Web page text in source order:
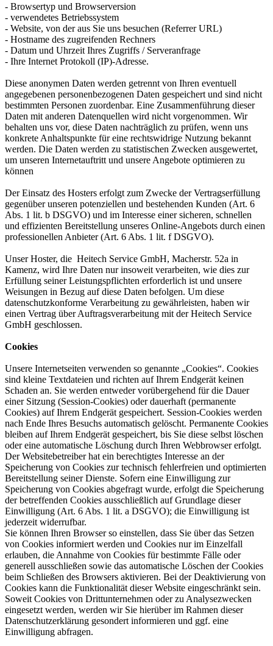
- Browsertyp und Browserversion
- verwendetes Betriebssystem
- Website, von der aus Sie uns besuchen (Referrer URL)
- Hostname des zugreifenden Rechners
- Datum und Uhrzeit Ihres Zugriffs / Serveranfrage
- Ihre Internet Protokoll (IP)-Adresse.
Diese anonymen Daten werden getrennt von Ihren eventuell
angegebenen personenbezogenen Daten gespeichert und sind nicht
bestimmten Personen zuordenbar. Eine Zusammenführung dieser
Daten mit anderen Datenquellen wird nicht vorgenommen. Wir
behalten uns vor, diese Daten nachträglich zu prüfen, wenn uns
konkrete Anhaltspunkte für eine rechtswidrige Nutzung bekannt
werden. Die Daten werden zu statistischen Zwecken ausgewertet,
um unseren Internetauftritt und unsere Angebote optimieren zu
können
Der Einsatz des Hosters erfolgt zum Zwecke der Vertragserfüllung
gegenüber unseren potenziellen und bestehenden Kunden (Art. 6
Abs. 1 lit. b DSGVO) und im Interesse einer sicheren, schnellen
und effizienten Bereitstellung unseres Online-Angebots durch einen
professionellen Anbieter (Art. 6 Abs. 1 lit. f DSGVO).
Unser Hoster, die Heitech Service GmbH, Macherstr. 52a in
Kamenz, wird Ihre Daten nur insoweit verarbeiten, wie dies zur
Erfüllung seiner Leistungspflichten erforderlich ist und unsere
Weisungen in Bezug auf diese Daten befolgen. Um diese
datenschutzkonforme Verarbeitung zu gewährleisten, haben wir
einen Vertrag über Auftragsverarbeitung mit der Heitech Service
GmbH geschlossen.
Cookies
Unsere Internetseiten verwenden so genannte „Cookies“. Cookies
sind kleine Textdateien und richten auf Ihrem Endgerät keinen
Schaden an. Sie werden entweder vorübergehend für die Dauer
einer Sitzung (Session-Cookies) oder dauerhaft (permanente
Cookies) auf Ihrem Endgerät gespeichert. Session-Cookies werden
nach Ende Ihres Besuchs automatisch gelöscht. Permanente Cookies
bleiben auf Ihrem Endgerät gespeichert, bis Sie diese selbst löschen
oder eine automatische Löschung durch Ihren Webbrowser erfolgt.
Der Websitebetreiber hat ein berechtigtes Interesse an der
Speicherung von Cookies zur technisch fehlerfreien und optimierten
Bereitstellung seiner Dienste. Sofern eine Einwilligung zur
Speicherung von Cookies abgefragt wurde, erfolgt die Speicherung
der betreffenden Cookies ausschließlich auf Grundlage dieser
Einwilligung (Art. 6 Abs. 1 lit. a DSGVO); die Einwilligung ist
jederzeit widerrufbar.
Sie können Ihren Browser so einstellen, dass Sie über das Setzen
von Cookies informiert werden und Cookies nur im Einzelfall
erlauben, die Annahme von Cookies für bestimmte Fälle oder
generell ausschließen sowie das automatische Löschen der Cookies
beim Schließen des Browsers aktivieren. Bei der Deaktivierung von
Cookies kann die Funktionalität dieser Website eingeschränkt sein.
Soweit Cookies von Drittunternehmen oder zu Analysezwecken
eingesetzt werden, werden wir Sie hierüber im Rahmen dieser
Datenschutzerklärung gesondert informieren und ggf. eine
Einwilligung abfragen.